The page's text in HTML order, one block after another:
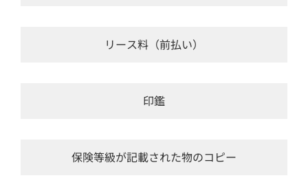
リース料（前払い）
印鑑
保険等級が記載された物のコピー